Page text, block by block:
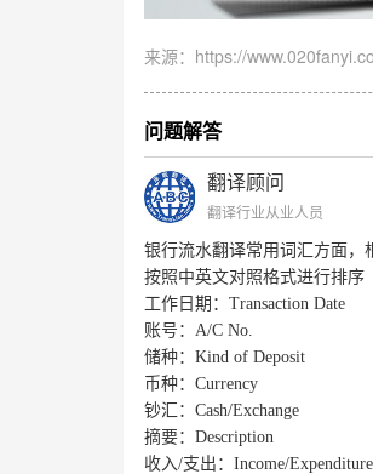
来源：https://
问题解答
翻译顾问
翻译行业从业人员
银行流水翻译常用词汇方面，
按照中英文对照格式进行排序
工作日期： Transaction Date
账号： A/C No.
储种： Kind of Deposit
币种： Currency
钞汇： Cash/Exchange
摘要： Description
收入/支出： Income/Expenditure